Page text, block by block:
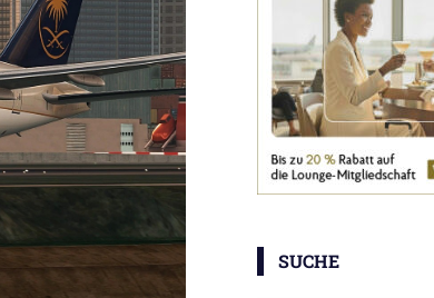
SUCHE